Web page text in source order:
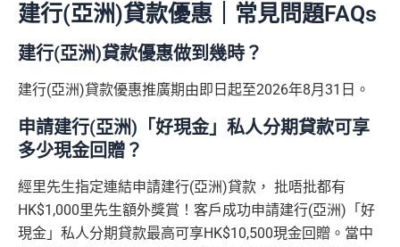
建行(亞洲)貸款優惠｜常見問題FAQs
建行(亞洲)貸款優惠做到幾時？
建行(亞洲)貸款優惠推廣期由即日起至2026年8月31日。
申請建行(亞洲)「好現金」私人分期貸款可享
多少現金回贈？
經里先生指定連結申請建行(亞洲)貸款， 批唔批都有
HK$1,000里先生額外獎賞！客戶成功申請建行(亞洲)「好
現金」私人分期貸款最高可享HK$10,500現金回贈。當中